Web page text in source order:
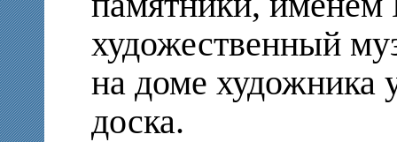
художественный
на доме художника
доска.